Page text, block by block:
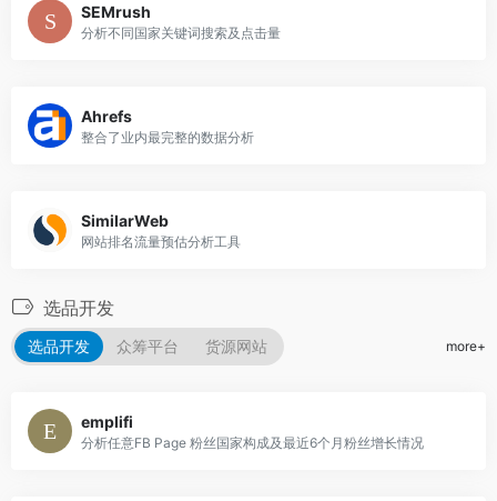
SEMrush
分析不同国家关键词搜索及点击量
Ahrefs
整合了业内最完整的数据分析
SimilarWeb
网站排名流量预估分析工具
选品开发
选品开发 众筹平台 货源网站 more+
emplifi
分析任意FB Page 粉丝国家构成及最近6个月粉丝增长情况